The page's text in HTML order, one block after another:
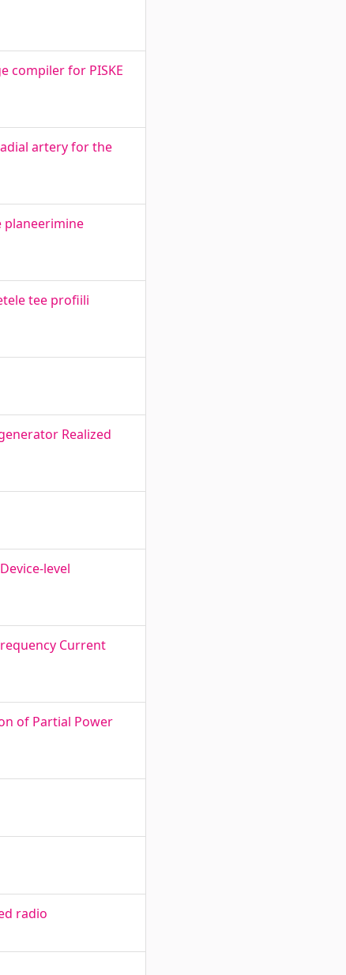
compiler for PISKE
artery for the
planeerimine
tee profiili
Realized
level
Current
of Partial Power
radio